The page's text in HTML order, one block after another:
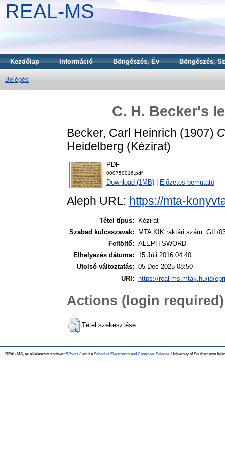
REAL-MS
Kezdőlap Információ Böngészés, Év Böngészés,
Belépés
C. H. Becker's
Becker, Carl Heinrich (1907)
Heidelberg (Kézirat)
PDF
000750016.pdf
Download (1MB) Előzetes bemutató
Aleph URL: https://mta-
Tétel típus:
Kézirat
Szabad kulcsszavak:
MTA KIK raktári szám: GIL/
Feltöltő: ALEPH SWORD
Elhelyezés dátuma:
15 Júli 2016 04:40
Utolsó változtatás: 05 Dec 2025 08:50
URI:
https://real-ms.mtak.hu/id/
Actions (login required)
Tétel szekesztése
REAL-MS, az alkalamzott szoftver: EPrints 3amit a School of Electronics and Computer Science , University of Southampton